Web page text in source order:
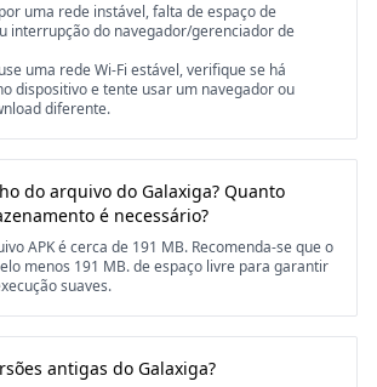
uma rede instável, falta de espaço de
interrupção do navegador/gerenciador de
uma rede Wi-Fi estável, verifique se há
dispositivo e tente usar um navegador ou
diferente.
do arquivo do Galaxiga? Quanto
é necessário?
APK é cerca de 191 MB. Recomenda-se que o
menos 191 MB. de espaço livre para garantir
suaves.
antigas do Galaxiga?